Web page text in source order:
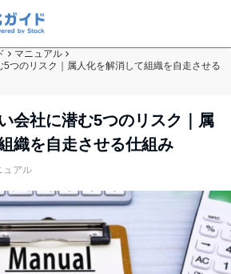
マニュアル
つのリスク｜属人化を解消して組織を自走させる
会社に潜む5つのリスク｜属
織を自走させる仕組み
ュアル